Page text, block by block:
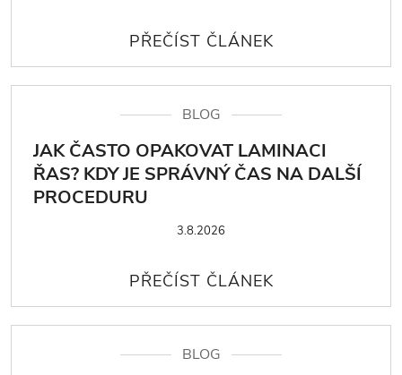
BLOG
JAK ČASTO OPAKOVAT LAMINACI
ŘAS? KDY JE SPRÁVNÝ ČAS NA DALŠÍ
PROCEDURU
3.8.2026
BLOG